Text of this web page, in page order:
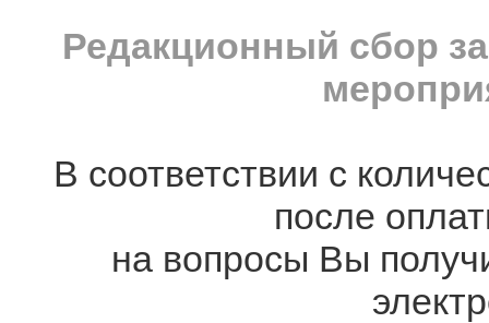
Редакционный сбор
В соответствии с
после
на вопросы Вы